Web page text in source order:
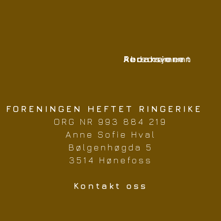
Redaksjonen
Abonnement
Personvern
FORENINGEN HEFTET RINGERIKE
ORG NR 993 884 219
Anne Sofie Hval
Bølgenhøgda 5
3514 Hønefoss
Kontakt oss